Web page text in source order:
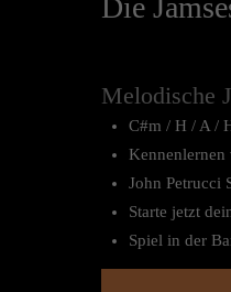
Die
Melodische
C#m / H / A /
John Petrucci
Starte jetzt
Spiel in der